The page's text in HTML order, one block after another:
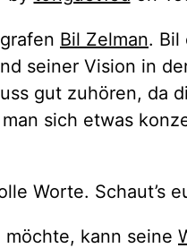
Bil Zelman. Bil
seiner Vision in
gut zuhören, da
sich etwas
Worte. Schaut’s
kann seine